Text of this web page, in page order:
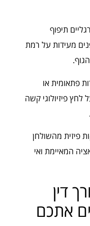
תיפוף
מעידות על רמת
פתאומית או
לחץ פיזיולוגי קשה
פיזית מהשולחן
המאיימת ואי
דין
אתכם